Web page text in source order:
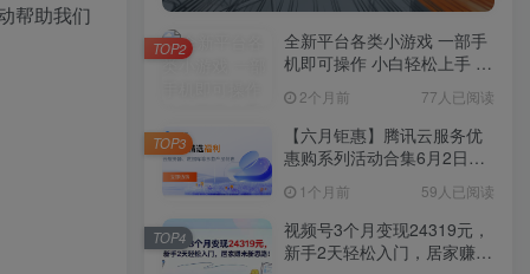
帮助我们
全新平台各类小游戏 一部手
机即可操作 小白轻松上手 长
2个月前 77人已阅读
TOP2
【六月钜惠】腾讯云服务优
惠购系列活动合集6月2日更
1个月前 59人已阅读
TOP3
视频号3个月变现24319元，
新手2天轻松入门，居家赚米
TOP4